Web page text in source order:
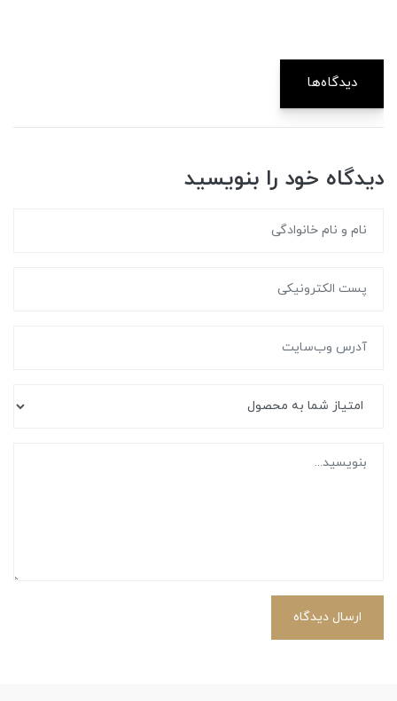
دیدگاه‌ها
دیدگاه خود را بنویسید
ارسال دیدگاه